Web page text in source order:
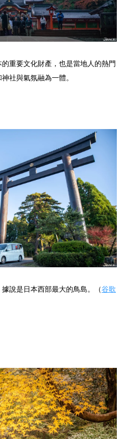
重要文化財產，也是當地人的熱門
社與氣氛融為一體。
說是日本西部最大的鳥島。（谷歌